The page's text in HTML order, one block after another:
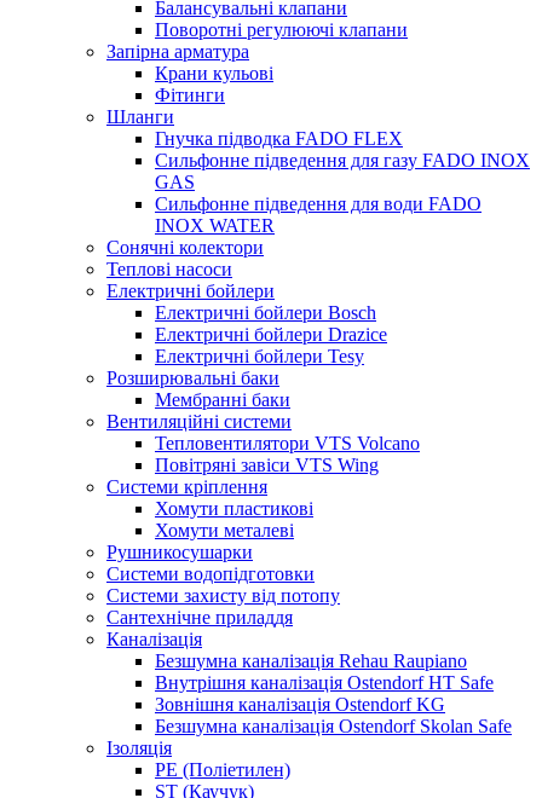
Балансувальні клапани
Поворотні регулюючі клапани
Запірна арматура
Крани кульові
Фітинги
Шланги
Гнучка підводка FADO FLEX
Сильфонне підведення для газу FADO INOX
GAS
Сильфонне підведення для води FADO
INOX WATER
Сонячні колектори
Теплові насоси
Електричні бойлери
Електричні бойлери Bosch
Електричні бойлери Drazice
Електричні бойлери Tesy
Розширювальні баки
Мембранні баки
Вентиляційні системи
Тепловентилятори VTS Volcano
Повітряні завіси VTS Wing
Системи кріплення
Хомути пластикові
Хомути металеві
Рушникосушарки
Системи водопідготовки
Системи захисту від потопу
Сантехнічне приладдя
Каналізація
Безшумна каналізація Rehau Raupiano
Внутрішня каналізація Ostendorf HT Safe
Зовнішня каналізація Ostendorf KG
Безшумна каналізація Ostendorf Skolan Safe
Ізоляція
PE (Поліетилен)
ST (Каучук)